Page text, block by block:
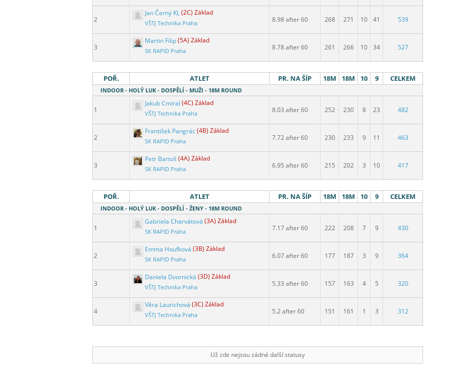
2
Jan Černý KL(2C) Základ
VŠTJ Technika Praha 8.98 after 60 268 271 10 41 539
3
Martin Filip(5A) Základ
SK RAPID Praha 8.78 after 60 261 266 10 34 527
POŘ. ATLET PR. NA ŠÍP 18M 18M 10 9 CELKEM
INDOOR - HOLÝ LUK - DOSPĚLÍ - MUŽI - 18M ROUND
1
Jakub Cmíral (4C) Základ
VŠTJ Technika Praha 8.03 after 60 252 230 8 23 482
2
František Pangrác(4B) Základ
SK RAPID Praha 7.72 after 60 230 233 9 11 463
3
Petr Bartoš (4A) Základ
SK RAPID Praha 6.95 after 60 215 202 3 10 417
POŘ. ATLET PR. NA ŠÍP 18M 18M 10 9 CELKEM
INDOOR - HOLÝ LUK - DOSPĚLÍ - ŽENY - 18M ROUND
1
Gabriela Charvátová (3A) Základ
SK RAPID Praha 7.17 after 60 222 208 7 9 430
2
Emma Houfková (3B) Základ
SK RAPID Praha 6.07 after 60 177 187 3 9 364
3
Daniela Dvornická (3D) Základ
VŠTJ Technika Praha 5.33 after 60 157 163 4 5 320
4
Věra Laurichová (3C) Základ
VŠTJ Technika Praha 5.2 after 60 151 161 1 3 312
Už zde nejsou zádné další statusy